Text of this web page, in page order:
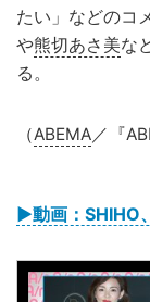
たい」などのコ
や熊切あさ美な
る。
（ABEMA ／『
▶︎動画：SHIHO